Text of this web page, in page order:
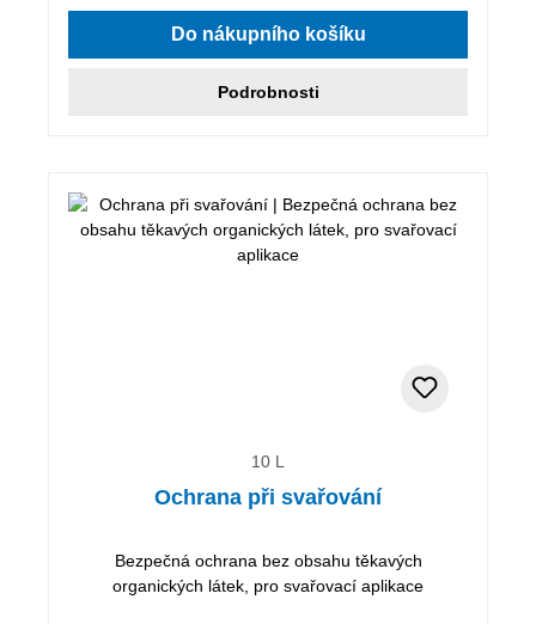
Do nákupního košíku
Podrobnosti
10 L
Ochrana při svařování
Bezpečná ochrana bez obsahu těkavých
organických látek, pro svařovací aplikace